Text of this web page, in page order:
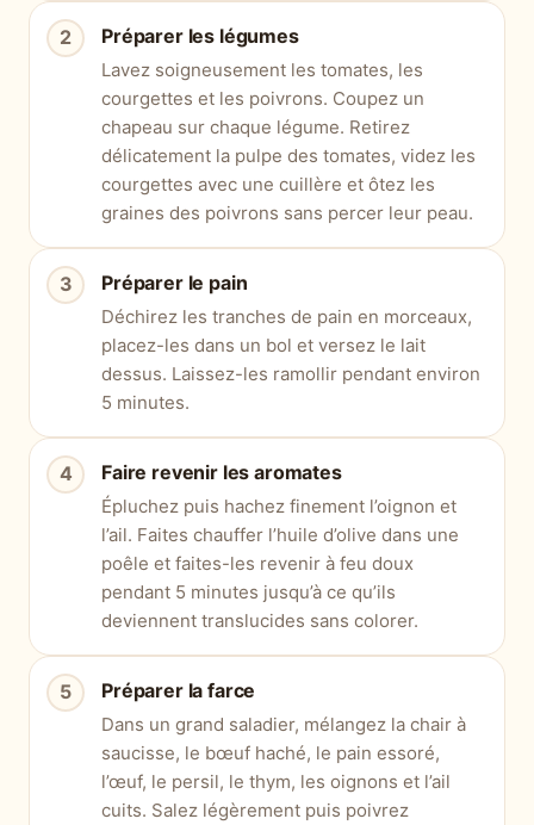
Préparer les légumes
Lavez soigneusement les tomates, les
courgettes et les poivrons. Coupez un
chapeau sur chaque légume. Retirez
délicatement la pulpe des tomates, videz les
courgettes avec une cuillère et ôtez les
graines des poivrons sans percer leur peau.
Préparer le pain
Déchirez les tranches de pain en morceaux,
placez-les dans un bol et versez le lait
dessus. Laissez-les ramollir pendant environ
5 minutes.
Faire revenir les aromates
Épluchez puis hachez finement l’oignon et
l’ail. Faites chauffer l’huile d’olive dans une
poêle et faites-les revenir à feu doux
pendant 5 minutes jusqu’à ce qu’ils
deviennent translucides sans colorer.
Préparer la farce
Dans un grand saladier, mélangez la chair à
saucisse, le bœuf haché, le pain essoré,
l’œuf, le persil, le thym, les oignons et l’ail
cuits. Salez légèrement puis poivrez